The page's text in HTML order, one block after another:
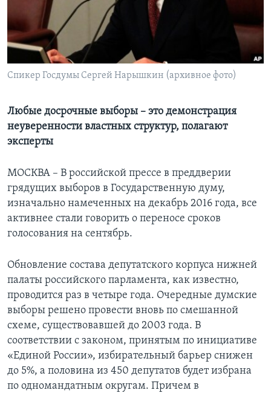
Learning English
СОЦИАЛЬНЫЕ СЕТИ
Языки
Спикер Госдумы Сергей Нарышкин (архивное фото)
Любые досрочные выборы – это демонстрация
неуверенности властных структур, полагают
эксперты
МОСКВА – В российской прессе в преддверии
грядущих выборов в Государственную думу,
изначально намеченных на декабрь 2016 года, все
активнее стали говорить о переносе сроков
голосования на сентябрь.
Обновление состава депутатского корпуса нижней
палаты российского парламента, как известно,
проводится раз в четыре года. Очередные думские
выборы решено провести вновь по смешанной
схеме, существовавшей до 2003 года. В
соответствии с законом, принятым по инициативе
«Единой России», избирательный барьер снижен
до 5%, а половина из 450 депутатов будет избрана
по одномандатным округам. Причем в